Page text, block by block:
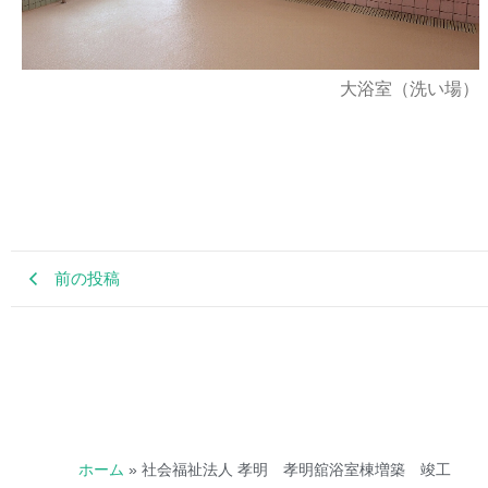
大浴室（洗い場）
前の投稿
ホーム » 社会福祉法人 孝明 孝明舘浴室棟増築 竣工